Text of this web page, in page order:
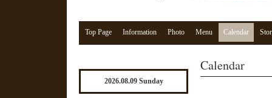
Top Page Information Photo Menu Calendar
Calendar
2026.08.09 Sunday